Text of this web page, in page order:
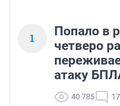
1
Попало в
четверо
атаку
40 785